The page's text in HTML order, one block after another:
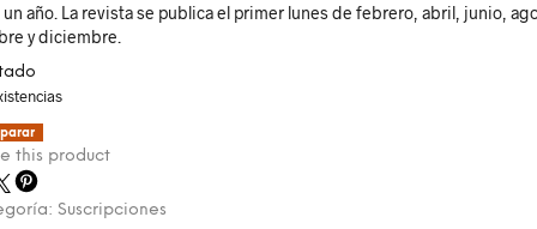
año. La revista se publica el primer lunes de febrero, abril, junio,
y diciembre.
this product
Suscripciones